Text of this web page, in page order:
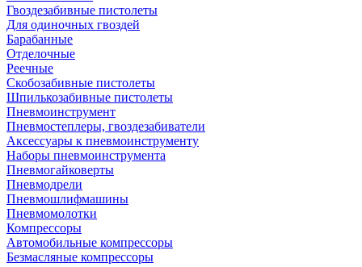
Гвоздезабивные пистолеты
Для одиночных гвоздей
Барабанные
Отделочные
Реечные
Скобозабивные пистолеты
Шпилькозабивные пистолеты
Пневмоинструмент
Пневмостеплеры, гвоздезабиватели
Аксессуары к пневмоинструменту
Наборы пневмоинструмента
Пневмогайковерты
Пневмодрели
Пневмошлифмашины
Пневмомолотки
Компрессоры
Автомобильные компрессоры
Безмасляные компрессоры